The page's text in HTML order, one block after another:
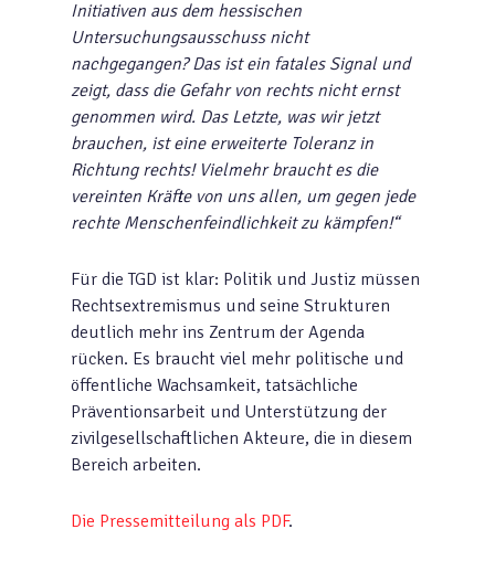
Initiativen aus dem hessischen
Untersuchungsausschuss nicht
nachgegangen? Das ist ein fatales Signal und
zeigt, dass die Gefahr von rechts nicht ernst
genommen wird. Das Letzte, was wir jetzt
brauchen, ist eine erweiterte Toleranz in
Richtung rechts! Vielmehr braucht es die
vereinten Kräfte von uns allen, um gegen jede
rechte Menschenfeindlichkeit zu kämpfen!“
Für die TGD ist klar: Politik und Justiz müssen
Rechtsextremismus und seine Strukturen
deutlich mehr ins Zentrum der Agenda
rücken. Es braucht viel mehr politische und
öffentliche Wachsamkeit, tatsächliche
Präventionsarbeit und Unterstützung der
zivilgesellschaftlichen Akteure, die in diesem
Bereich arbeiten.
Die Pressemitteilung als PDF.